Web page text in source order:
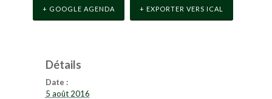
+ GOOGLE AGENDA + EXPORTER VERS ICAL
Détails
Date :
5 août 2016